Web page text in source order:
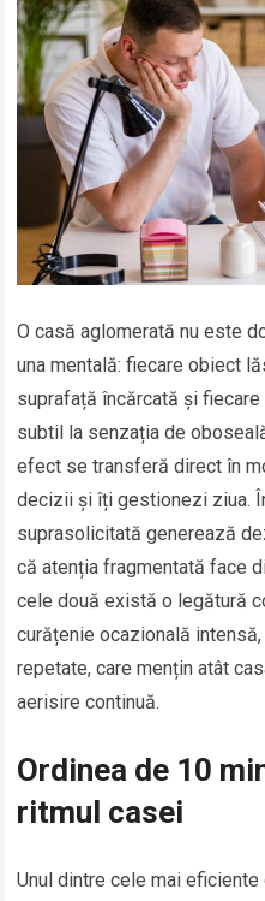
O casă aglomerată nu este
una mentală: fiecare obiect
suprafață încărcată și
subtil la senzația de
efect se transferă direct în
decizii și îți gestionezi ziua.
suprasolicitată generează
că atenția fragmentată face
cele două există o legătură
curățenie ocazională
repetate, care mențin atât
aerisire continuă.
Ordinea de 10
ritmul casei
Unul dintre cele mai